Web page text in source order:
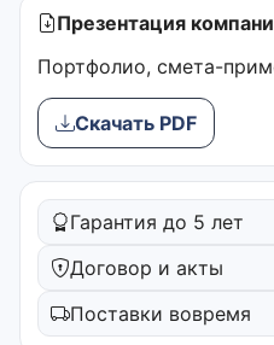
Презентация
Портфолио, смета-
Скачать PDF
Гарантия до 5 лет
Договор и акты
Поставки вовремя